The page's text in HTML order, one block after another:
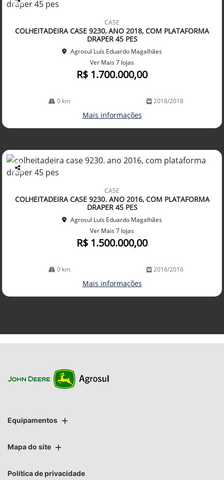
Co
arti
lhe
CASE
COLHEITADEIRA CASE 9230, ANO 2018, COM PLATAFORMA
DRAPER 45 PES
Agrosul Luís Eduardo Magalhães
Ver Mais 7 lojas
R$ 1.700.000,00
0 km 2018/2018
Mais informações
Co
arti
lhe
CASE
COLHEITADEIRA CASE 9230. ANO 2016, COM PLATAFORMA
DRAPER 45 PES
Agrosul Luís Eduardo Magalhães
Ver Mais 7 lojas
R$ 1.500.000,00
0 km 2016/2016
Mais informações
Equipamentos
Mapa do site
Política de privacidade